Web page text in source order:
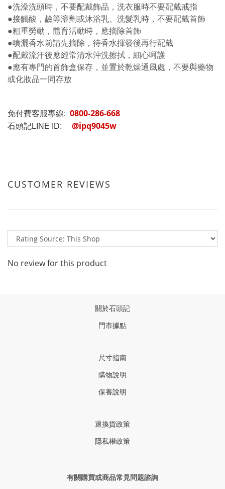
●洗澡洗頭時，不要配戴飾品，洗衣服時不要配戴戒指
●接觸酸，鹼等溶劑或沐浴乳、洗髮乳時，不要配戴首飾
●粗重勞動，體育活動時，應摘除首飾
●噴灑香水前請先摘除，待香水揮發後再行配戴
●配戴流汗後應經常清水沖洗擦拭，細心呵護
●應有專門的首飾盒保存，並置於乾燥通風處，不要與藥物
或化妝品一同存放
免付費客服專線: 0800-286-668
石頭記LINE ID: @ipq9045w
CUSTOMER REVIEWS
No review for this product
關於石頭記
門市據點
尺寸指南
購物說明
保養說明
退換貨政策
隱私權政策
有關購買或商品常見問題諮詢